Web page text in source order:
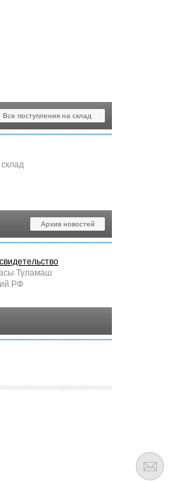
Все поступления на склад
Архив новостей
Туламаш
РФ